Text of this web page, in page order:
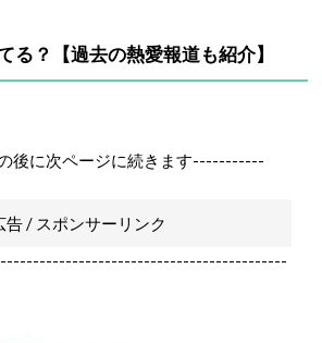
る？【過去の熱愛報道も紹介】
後に次ページに続きます-----------
告 / スポンサーリンク